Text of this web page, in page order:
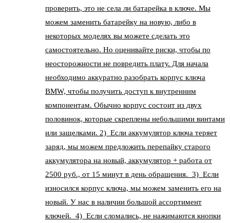
проверить, это не села ли батарейка в ключе. Мы
можем заменить батарейку на новую, либо в
некоторых моделях вы можете сделать это
самостоятельно. Но оценивайте риски, чтобы по
неосторожности не повредить плату. Для начала
необходимо аккуратно разобрать корпус ключа
BMW, чтобы получить доступ к внутренним
компонентам. Обычно корпус состоит из двух
половинок, которые скреплены небольшими винтами
или защелками. 2) Если аккумулятор ключа теряет
заряд, мы можем предложить перепайку старого
аккумулятора на новый, аккумулятор + работа от
2500 руб., от 15 минут в день обращения. 3) Если
износился корпус ключа, мы можем заменить его на
новый. У нас в наличии большой ассортимент
ключей. 4) Если сломались, не нажимаются кнопки